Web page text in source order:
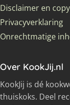
Disclaimer en
Privacyverklaring
Onrechtmatige
Over KookJij.nl
KookJij is dé
thuiskoks. Deel